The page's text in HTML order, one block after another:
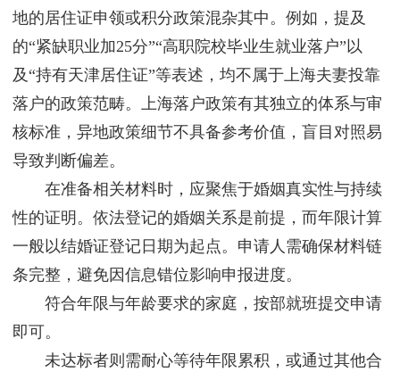
地的居住证申领或积分政策混杂其中。例如，提及
的“紧缺职业加25分”“高职院校毕业生就业落户”以
及“持有天津居住证”等表述，均不属于上海夫妻投靠
落户的政策范畴。上海落户政策有其独立的体系与审
核标准，异地政策细节不具备参考价值，盲目对照易
导致判断偏差。
在准备相关材料时，应聚焦于婚姻真实性与持续
性的证明。依法登记的婚姻关系是前提，而年限计算
一般以结婚证登记日期为起点。申请人需确保材料链
条完整，避免因信息错位影响申报进度。
符合年限与年龄要求的家庭，按部就班提交申请
即可。
未达标者则需耐心等待年限累积，或通过其他合